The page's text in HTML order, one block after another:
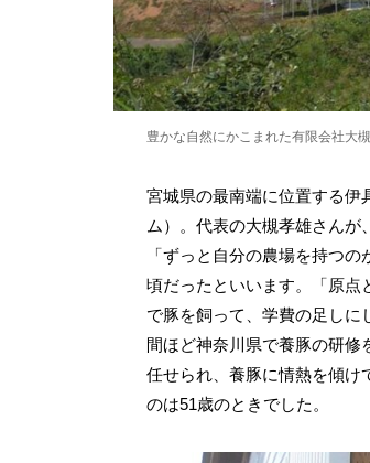
豊かな自然にかこまれた有限会社大
宮城県の最南端に位置する伊
ム）。代表の大槻孝雄さんが
「ずっと自分の農場を持つ
頃だったといいます。「原点
で豚を飼って、学費の足しに
間ほど神奈川県で養豚の研修
任せられ、養豚に情熱を傾け
のは51歳のときでした。